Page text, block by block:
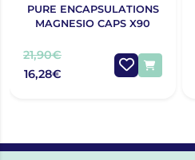
PURE ENCAPSULATIONS
MAGNESIO CAPS X90
21,90€
16,28€